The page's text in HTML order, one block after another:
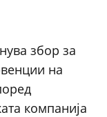
збор за
на
компанија